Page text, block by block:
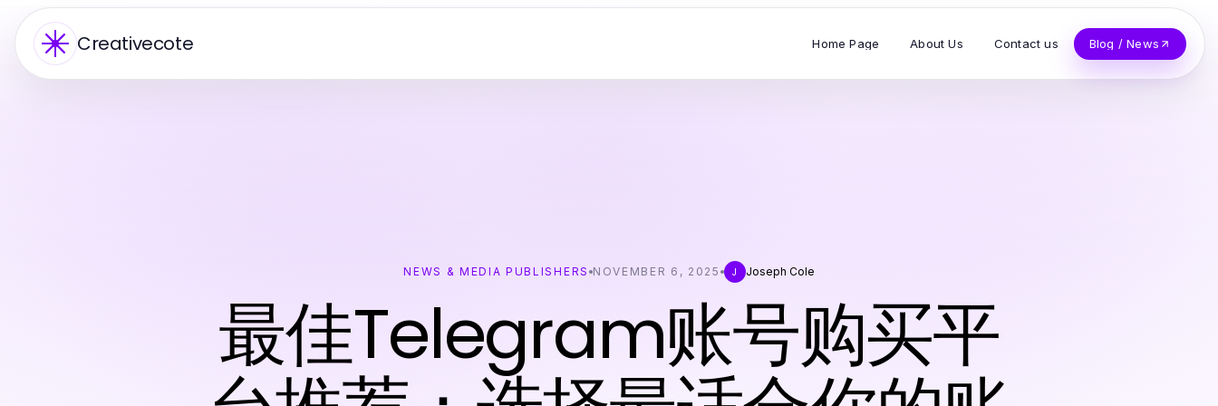
Creativecote Home Page About Us Contact us Blog / News
NEWS & MEDIA PUBLISHERS NOVEMBER 6, 2025 J Joseph Cole
最佳Telegram账号购买平